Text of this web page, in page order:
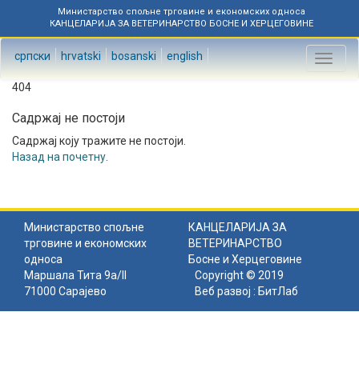
Министарство спољне трговине и економских односа
КАНЦЕЛАРИЈА ЗА ВЕТЕРИНАРСТВО БОСНЕ И ХЕРЦЕГОВИНЕ
српски hrvatski bosanski english
Toggle
404
Садржај не постоји
Садржај коју тражите не постоји.
Назад на почетну
Министарство спољне
трговине и економских
односа
КАНЦЕЛАРИЈА ЗА
ВЕТЕРИНАРСТВО
Босне и Херцеговине
Маршала Тита 9а/II
71000 Сарајево
Copyright © 2019
Веб развој : БитЛаб